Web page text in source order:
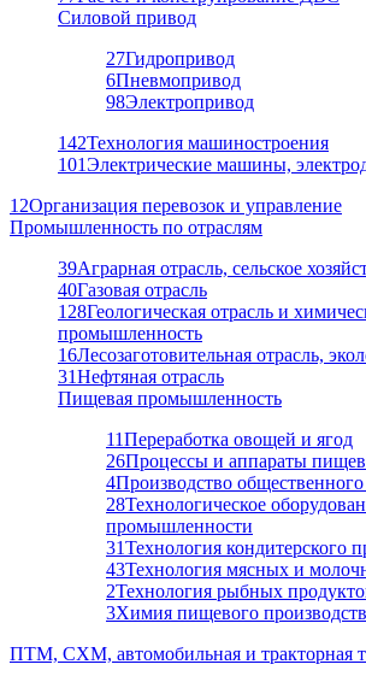
Силовой привод
27Гидропривод
6Пневмопривод
98Электропривод
142Технология машиностроения
101Электрические машины,
12Организация перевозок и управление
Промышленность по отраслям
39Аграрная отрасль, сельское
40Газовая отрасль
128Геологическая отрасль и
промышленность
16Лесозаготовительная отрасль,
31Нефтяная отрасль
Пищевая промышленность
11Переработка овощей и ягод
26Процессы и аппараты
4Производство
28Технологическое
промышленности
31Технология кондитерского
43Технология мясных и
2Технология рыбных
3Химия пищевого
ПТМ, СХМ, автомобильная и тракторная